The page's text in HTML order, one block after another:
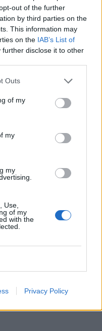
out of the further
by third parties on the
This information may
on the IAB’s List of
further disclose it to other
Outs
of my
my
my
Use,
of my
with the
Privacy Policy